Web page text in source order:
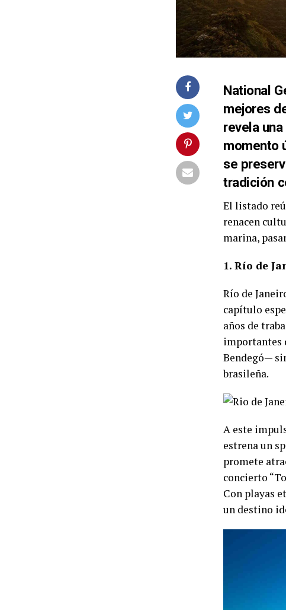
National
mejores
revela
momento
se
tradición
El listado
renacen
marina,
1. Río de
Río de
capítulo
años de
importantes
Bendegó—
brasileña.
A este
estrena un
promete
concierto
Con playas
un destino